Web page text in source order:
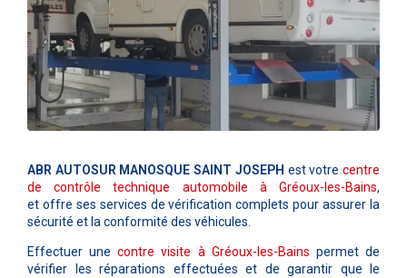
ABR AUTOSUR MANOSQUE SAINT JOSEPH est votrecentre
de contrôle technique automobile à Gréoux-les-Bains,
et offre ses services de vérification complets pour assurer la
sécurité et la conformité des véhicules.
Effectuer unecontre visite à Gréoux-les-Bains permet de
vérifier les réparations effectuées et de garantir que le